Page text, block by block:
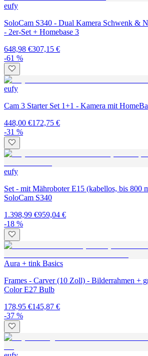
eufy
SoloCam S340 - Dual Kamera Schwenk &
- 2er-Set + Homebase 3
648,98 €307,15 €
-61 %
eufy
Cam 3 Starter Set 1+1 - Kamera mit
448,00 €172,75 €
-31 %
eufy
Set - mit Mähroboter E15 (kabellos, bis 800
SoloCam S340
1.398,99 €959,04 €
-18 %
Aura + tink Basics
Frames - Carver (10 Zoll) - Bilderrahmen +
Color E27 Bulb
178,95 €145,87 €
-37 %